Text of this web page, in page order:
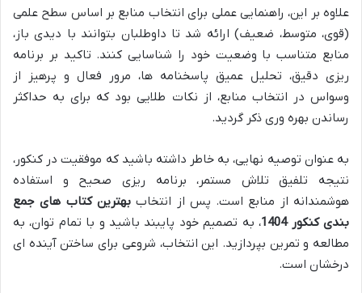
علاوه بر این، راهنمایی عملی برای انتخاب منابع بر اساس سطح علمی
(قوی، متوسط، ضعیف) ارائه شد تا داوطلبان بتوانند با دیدی باز،
منابع متناسب با وضعیت خود را شناسایی کنند. تاکید بر برنامه
ریزی دقیق، تحلیل عمیق پاسخنامه ها، مرور فعال و پرهیز از
وسواس در انتخاب منابع، از نکات طلایی بود که برای به حداکثر
رساندن بهره وری ذکر گردید.
به عنوان توصیه نهایی، به خاطر داشته باشید که موفقیت در کنکور،
نتیجه تلفیق تلاش مستمر، برنامه ریزی صحیح و استفاده
هوشمندانه از منابع است. پس از انتخاببهترین کتاب های جمع
بندی کنکور 1404
، به تصمیم خود پایبند باشید و با تمام توان، به
مطالعه و تمرین بپردازید. این انتخاب، شروعی برای ساختن آینده ای
درخشان است.